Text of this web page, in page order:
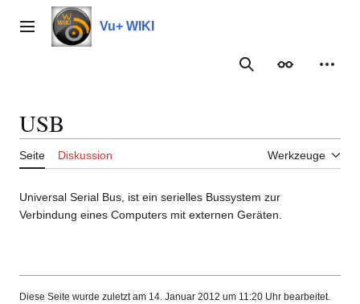
Inhalt
springenHauptmenü Vu+ WIKI
Suche
USB
Seite Diskussion Werkzeuge
Universal Serial Bus, ist ein serielles Bussystem zur
Verbindung eines Computers mit externen Geräten.
Diese Seite wurde zuletzt am 14. Januar 2012 um 11:20 Uhr bearbeitet.